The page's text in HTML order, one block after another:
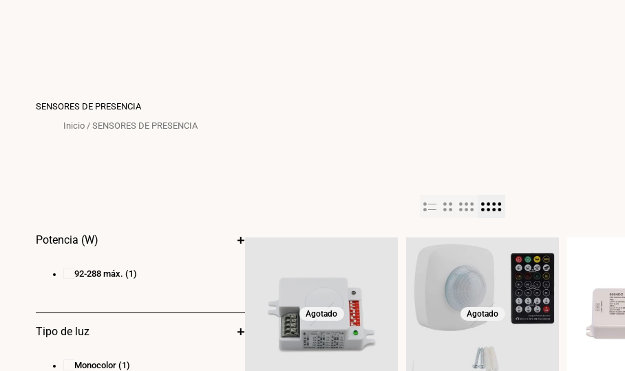
SENSORES DE PRESENCIA
Inicio / SENSORES DE PRESENCIA
Agotado Agotado
Potencia (W)
92-288 máx. (1)
Tipo de luz
Monocolor (1)